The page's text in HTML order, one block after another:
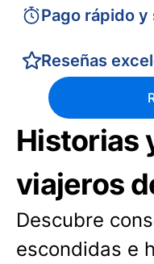
Pago rápido y
Reseñas
Historias
viajeros
Descubre
escondidas e